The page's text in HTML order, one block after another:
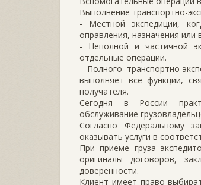
Выполнение транспортно-
- Местной экспедиции,
оправления, назначения или
- Неполной и частичной
отдельные операции.
- Полного транспортно-
выполняет все функции,
получателя.
Сегодня в России
обслуживание
Согласно Федеральному
оказывать услуги в
При приеме груза
оригиналы договоров,
доверенности.
Клиент имеет право